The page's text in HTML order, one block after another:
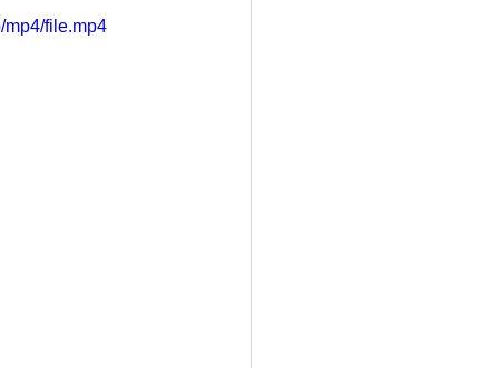
file.mp4